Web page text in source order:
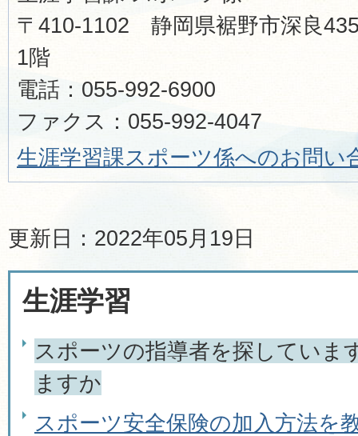
〒410-1102 静岡県裾野市深良
1階
電話：055-992-6900
ファクス：055-992-4047
生涯学習課スポーツ係へのお問い
更新日：2022年05月19日
生涯学習
スポーツの指導者を探していま
ますか
スポーツ安全保険の加入方法を